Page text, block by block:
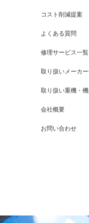
コスト削減提案
よくある質問
修理サービス一覧
取り扱いメーカ
取り扱い重機・
会社概要
お問い合わせ